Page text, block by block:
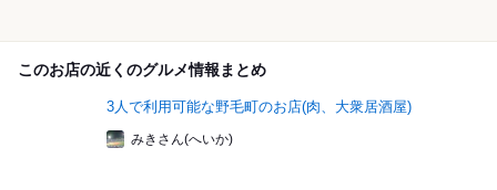
このお店の近くのグルメ情報まとめ
3人で利用可能な野毛町のお店(肉、大衆居酒屋)
みきさん(へいか)